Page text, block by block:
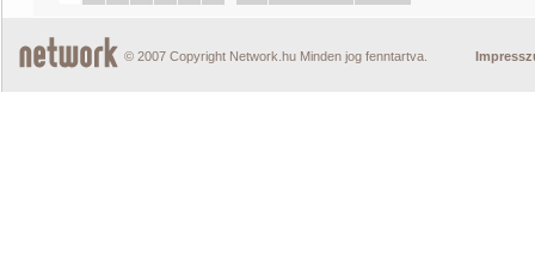
© 2007 Copyright Network.hu Minden jog fenntartva.